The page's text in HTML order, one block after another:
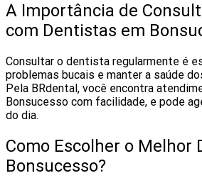
A Importância de
com Dentistas em
Consultar o dentista regularmente é
problemas bucais e manter a saúde
Pela BRdental, você encontra
Bonsucesso com facilidade, e pode
do dia.
Como Escolher o Melhor
Bonsucesso?